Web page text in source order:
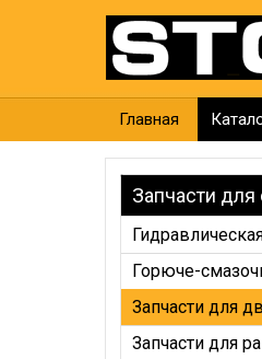
Главная
Запчасти для
Горюче-
Запчасти для
Запчасти для